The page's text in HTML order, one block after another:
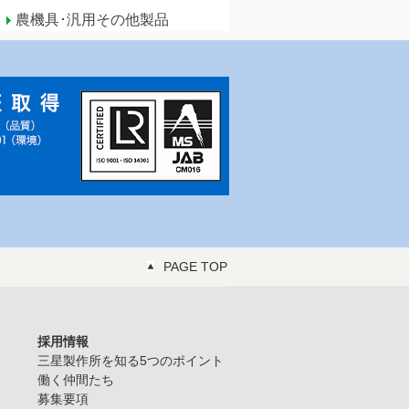
農機具･汎用その他製品
PAGE TOP
採用情報
三星製作所を知る5つのポイント
働く仲間たち
募集要項